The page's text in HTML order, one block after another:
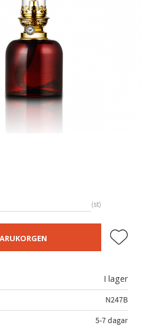
st
Lägg till i
I lager
N247B
5-7 dagar